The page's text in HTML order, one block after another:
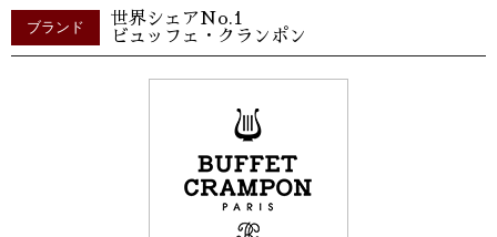
ブランド
世界シェアNo.1
ビュッフェ・クランポン